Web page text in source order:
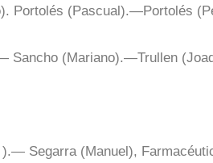
Portolés (Pascual).—Portolés
Sancho (Mariano).—Trullen
Segarra (Manuel),